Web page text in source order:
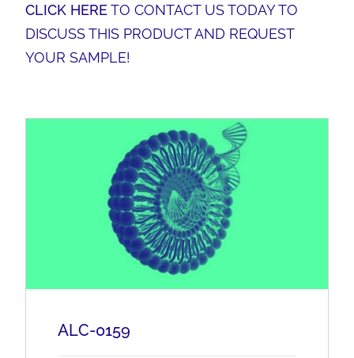
CLICK HERE TO CONTACT US TODAY TO
DISCUSS THIS PRODUCT AND REQUEST
YOUR SAMPLE!
ALC-0159